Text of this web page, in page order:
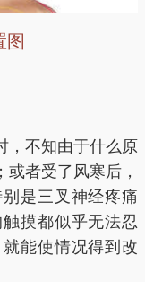
图
，不知由于什么原
者受了风寒后，
是三叉神经疼痛
摸都似乎无法忍
能使情况得到改